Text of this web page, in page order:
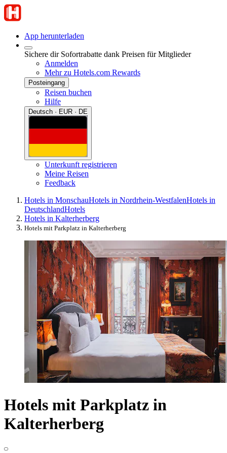
App herunterladen
Sichere dir Sofortrabatte dank Preisen für Mitglieder
Anmelden
Mehr zu Hotels.com Rewards
Posteingang
Reisen buchen
Hilfe
Deutsch · EUR · DE
Unterkunft registrieren
Meine Reisen
Feedback
Hotels in MonschauHotels in Nordrhein-WestfalenHotels in
DeutschlandHotels
Hotels in Kalterherberg
Hotels mit Parkplatz in Kalterherberg
Hotels mit Parkplatz in
Kalterherberg